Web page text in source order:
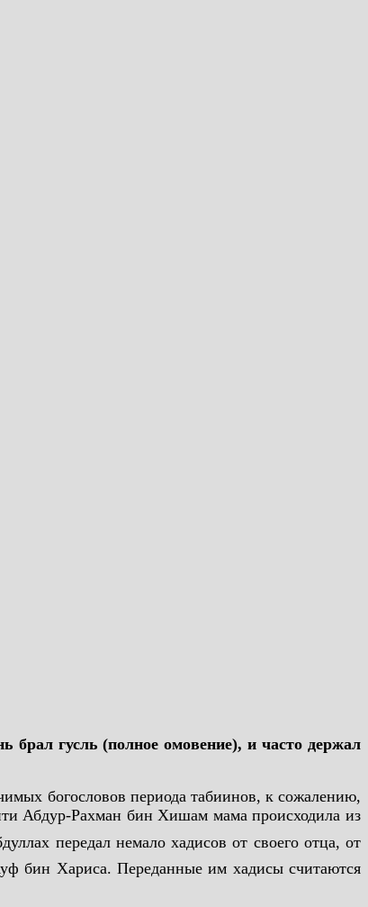
гусль (полное омовение), и часто держал
богословов периода табиинов, к сожалению,
Абдур-Рахман бин Хишам мама происходила из
бин Хариса. Переданные им хадисы считаются